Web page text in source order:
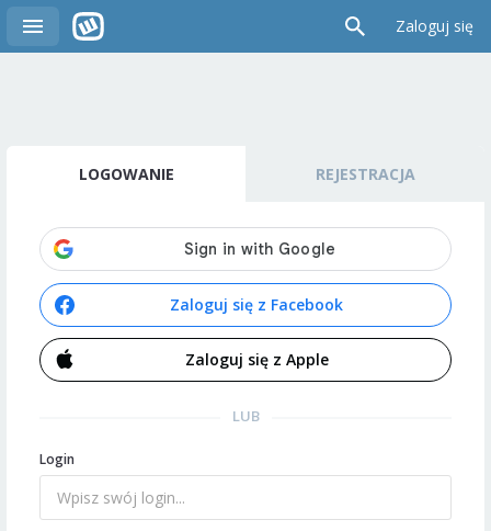
Zaloguj się
LOGOWANIE REJESTRACJA
Zaloguj się z Facebook
Zaloguj się z Apple
LUB
Login